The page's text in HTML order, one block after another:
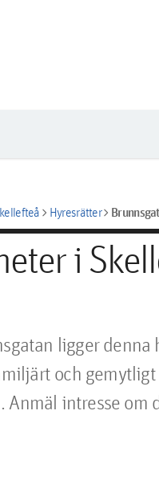
chevron_rightHyresrätterchevron_right
i
ligger denna
och
Anmäl intresse om